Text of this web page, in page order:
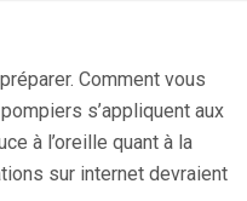
Comment vous
s’appliquent aux
à l’oreille quant à la
sur internet devraient